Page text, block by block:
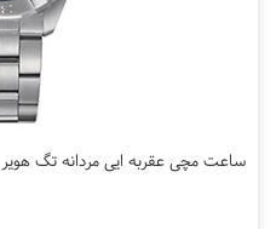
ساعت مچی عقربه ایی مردانه تگ هویر WAY1112.BA0928